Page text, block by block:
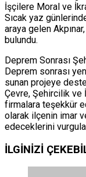
İşçilere Moral ve
Sıcak yaz
araya gelen
bulundu.
Deprem Sonrası
Deprem sonrası
sunan projeye
Çevre, Şehircilik ve
firmalara teşekkür
olarak ilçenin imar
edeceklerini
İLGİNİZİ